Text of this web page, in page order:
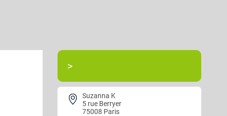
>
Suzanna K
5 rue Berryer
75008 Paris